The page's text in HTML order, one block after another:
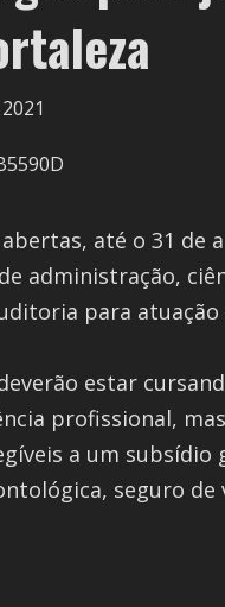
abertas, até o 31
administração,
para
estar
profissional,
a um
seguro